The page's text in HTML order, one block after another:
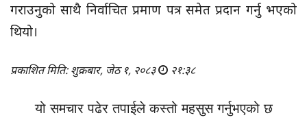
गराउनुको साथै निर्वाचित प्रमाण पत्र समेत प्रदान गर्नु भएको
थियो।
प्रकाशित मिति: शुक्रबार, जेठ १, २०८३ २१:३८
यो समचार पढेर तपाईले कस्तो महसुस गर्नुभएको छ